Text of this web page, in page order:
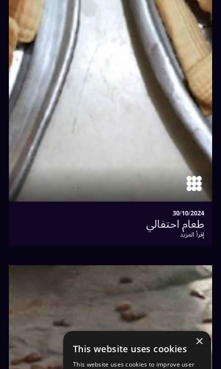
30/10/2024
طعام احتفالي
إقرأ المزيد
×
This website uses cookies
This website uses cookies to improve user